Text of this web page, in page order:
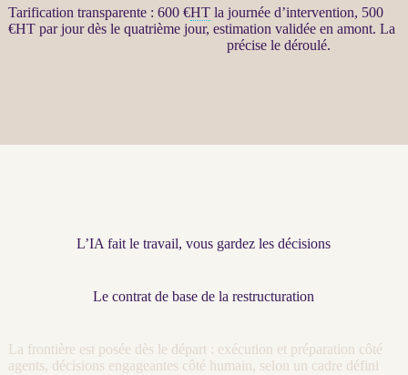
Tarification transparente : 600 €HTla journée d’intervention, 500
€HTpar jour dès le quatrième jour, estimation validée en amont. La
précise le déroulé.
L’IA fait le travail, vous gardez les décisions
Le contrat de base de la restructuration
La frontière est posée dès le départ : exécution et préparation côté
agents, décisions engageantes côté humain, selon un cadre défini